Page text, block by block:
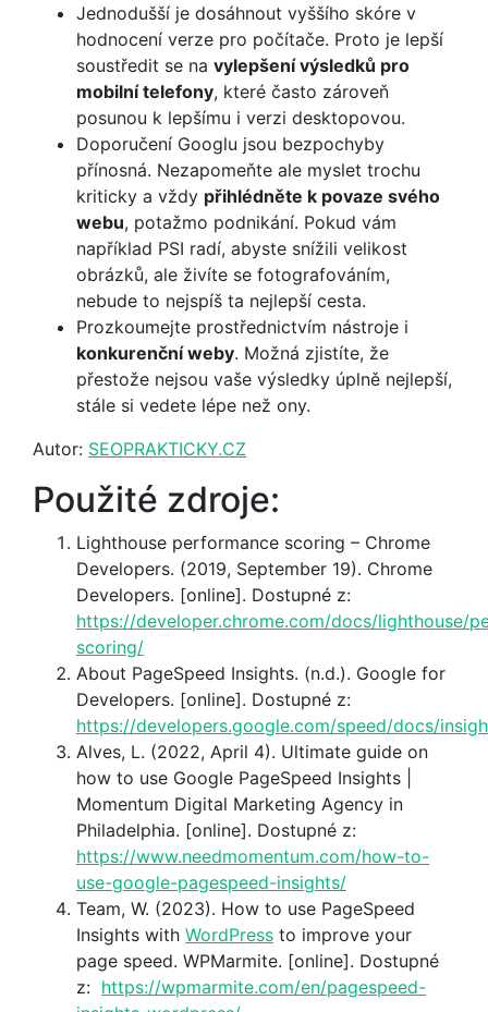
Jednodušší je dosáhnout vyššího skóre v
hodnocení verze pro počítače. Proto je lepší
soustředit se na vylepšení výsledků pro
mobilní telefony, které často zároveň
posunou k lepšímu i verzi desktopovou.
Doporučení Googlu jsou bezpochyby
přínosná. Nezapomeňte ale myslet trochu
kriticky a vždy přihlédněte k povaze svého
webu, potažmo podnikání. Pokud vám
například PSI radí, abyste snížili velikost
obrázků, ale živíte se fotografováním,
nebude to nejspíš ta nejlepší cesta.
Prozkoumejte prostřednictvím nástroje i
konkurenční weby. Možná zjistíte, že
přestože nejsou vaše výsledky úplně nejlepší,
stále si vedete lépe než ony.
Autor: SEOPRAKTICKY.CZ
Použité zdroje:
Lighthouse performance scoring – Chrome
Developers. (2019, September 19). Chrome
Developers. [online]. Dostupné z:
https://developer.chrome.com/docs/lighthouse/
scoring/
About PageSpeed Insights. (n.d.). Google for
Developers. [online]. Dostupné z:
https://developers.google.com/speed/docs/
Alves, L. (2022, April 4). Ultimate guide on
how to use Google PageSpeed Insights |
Momentum Digital Marketing Agency in
Philadelphia. [online]. Dostupné z:
https://www.needmomentum.com/how-to-
use-google-pagespeed-insights/
Team, W. (2023). How to use PageSpeed
Insights with WordPress to improve your
page speed. WPMarmite. [online]. Dostupné
z: https://wpmarmite.com/en/pagespeed-